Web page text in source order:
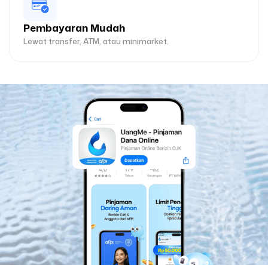
Pembayaran Mudah
Lewat transfer, ATM, atau minimarket.